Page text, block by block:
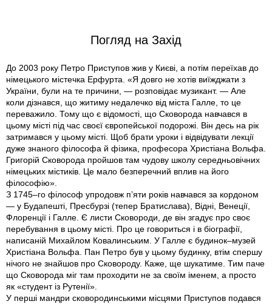
Погляд на Захід
До 2003 року Петро Приступов жив у Києві, а потім переїхав до
німецького містечка Ерфурта. «Я довго не хотів виїж­джати з
України, були на те причини, — розповідає музикант. — Але
коли дізнався, що житиму недалечко від міста Галле, то це
переважило. Тому що є відомості, що Сковорода навчався в
цьому місті під час своєї європейської подорожі. Він десь на рік
затримався у цьому місті. Щоб брати уроки і відвідувати лекції
дуже знаного філософа й фізика, професора Христіана Вольфа.
Григорій Сковорода пройшов там чудову школу середньовічних
німецьких містиків. Це мало безперечний вплив на його
філософію».
З 1745–го філософ упродовж п’яти років навчався за кордоном
— у Будапешті, Пресбурзі (тепер Братислава), Відні, Венеції,
Флоренції і Галле. Є листи Сковороди, де він згадує про своє
перебування в цьому місті. Про це говориться і в біографії,
написаній Михайлом Ковалинським. У Галле є будинок–музей
Христіана Вольфа. Пан Петро був у цьому будинку, втім спершу
нічого не знайшов про Сковороду. Каже, ще шукатиме. Тим паче
що Сковорода міг там проходити не за своїм іменем, а просто
як «студент із Рутенії».
У перші мандри сковородинськими місцями Приступов подався